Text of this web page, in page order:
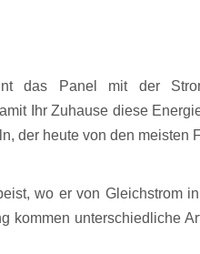
das Panel mit der
Ihr Zuhause diese
der heute von den meisten
wo er von Gleichstrom
kommen unterschiedliche